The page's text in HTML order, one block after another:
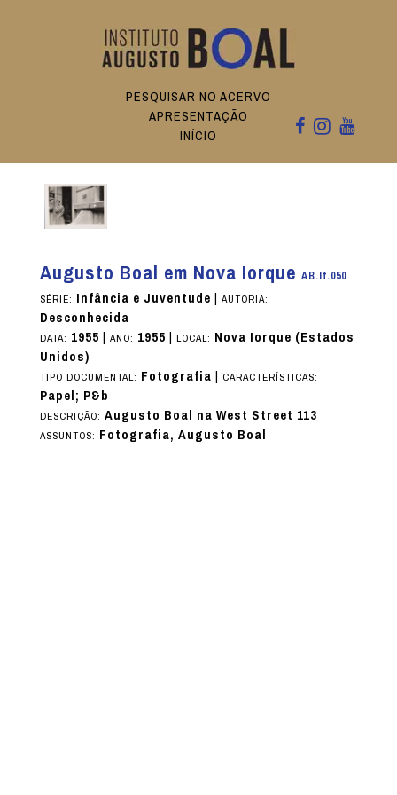
PESQUISAR NO ACERVO
APRESENTAÇÃO
INÍCIO
Augusto Boal em Nova Iorque AB.If.050
SÉRIE: Infância e Juventude| AUTORIA:
Desconhecida
DATA: 1955| ANO: 1955| LOCAL: Nova Iorque (Estados
Unidos)
TIPO DOCUMENTAL: Fotografia| CARACTERÍSTICAS:
Papel; P&b
DESCRIÇÃO: Augusto Boal na West Street 113
ASSUNTOS: Fotografia, Augusto Boal